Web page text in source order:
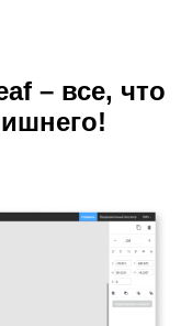
– все, что